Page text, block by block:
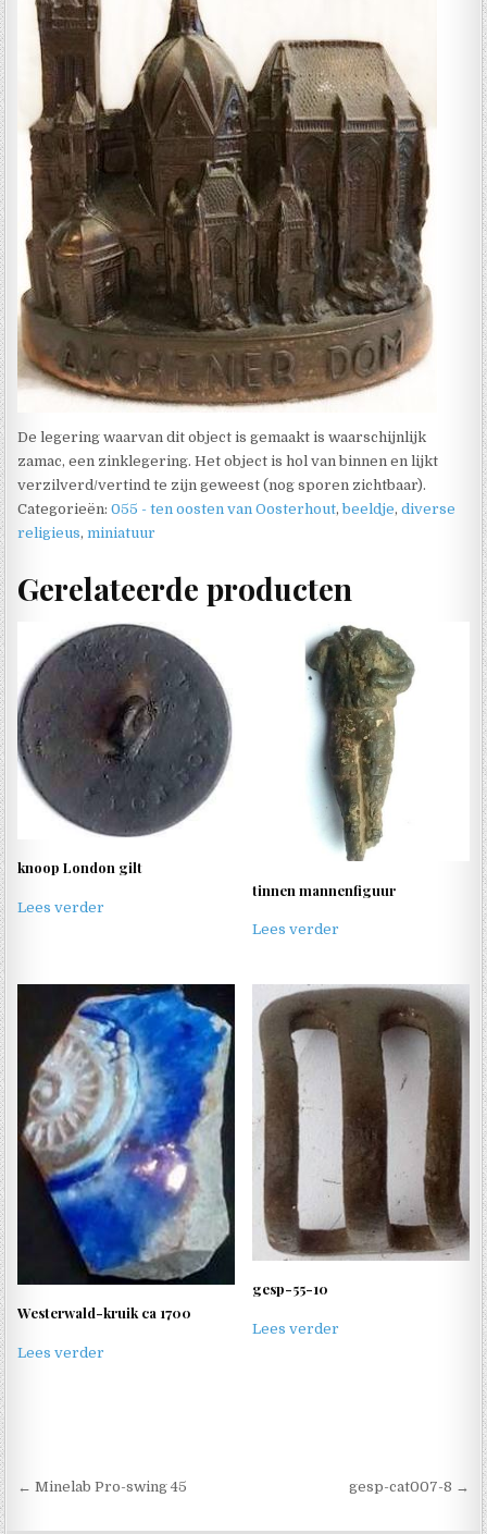
De legering waarvan dit object is gemaakt is waarschijnlijk
zamac, een zinklegering. Het object is hol van binnen en lijkt
verzilverd/vertind te zijn geweest (nog sporen zichtbaar).
Categorieën:055 - ten oosten van Oosterhout,beeldje,diverse
religieus,miniatuur
Gerelateerde producten
knoop London gilt
Lees verder
tinnen mannenfiguur
Lees verder
Westerwald-kruik ca 1700
Lees verder
gesp-55-10
Lees verder
Berichtnavigatie
← Minelab Pro-swing 45 gesp-cat007-8 →